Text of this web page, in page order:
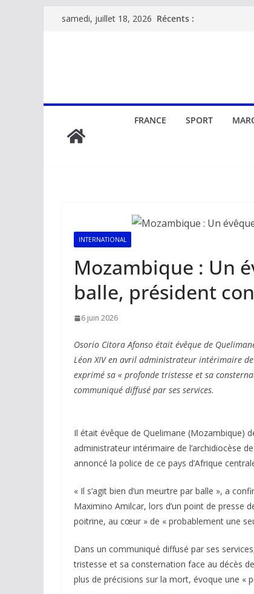
Passersamedi, juillet 18, 2026 Récents :
FRANCE SPORT
INTERNATIONAL
Mozambique : Un
balle, président
6 juin 2026
Osorio Citora Afonso était évêque de
Léon XIV en avril administrateur intérimaire
exprimé sa « profonde tristesse et sa
communiqué diffusé par ses services.
Il était évêque de Quelimane (Mozambique)
administrateur intérimaire de l’archidiocèse
annoncé la police de ce pays d’Afrique
« Il s’agit bien d’un meurtre par balle », a
Maximino Amilcar, lors d’un point de presse
poitrine, au cœur » de « probablement une
Dans un communiqué diffusé par ses
tristesse et sa consternation face au décès
plus de précisions sur la mort, évoque une «